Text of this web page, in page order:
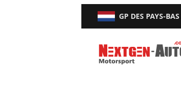
GP DES PAYS-BAS
Nextgen-Auto.com